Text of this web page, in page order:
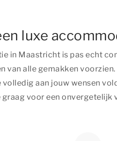
luxe
in Maastricht is pas echt
van alle gemakken
aan jouw wensen
voor een onvergetelijk